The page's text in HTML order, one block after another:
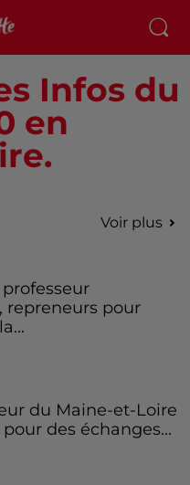
Infos du
en
Voir plus
professeur
repreneurs pour
du Maine-et-Loire
des échanges...